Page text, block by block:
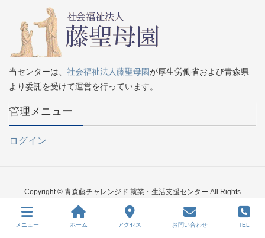
当センターは、 社会福祉法人藤聖母園が厚生労働省および青森県
より委託を受けて運営を行っています。
管理メニュー
ログイン
Copyright © 青森藤チャレンジド 就業・生活支援センター All Rights
Reserved.
メニュー ホーム アクセス お問い合わせ TEL